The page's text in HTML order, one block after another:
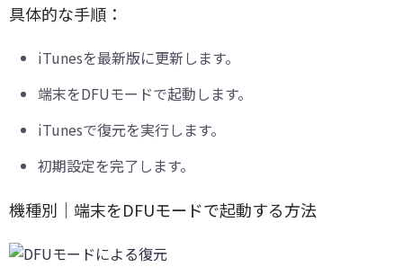
具体的な手順：
iTunesを最新版に更新します。
端末をDFUモードで起動します。
iTunesで復元を実行します。
初期設定を完了します。
機種別｜端末をDFUモードで起動する方法